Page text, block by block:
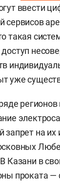
ввести
сервисов
такая
уже
запрет на их
Казани в
проката —